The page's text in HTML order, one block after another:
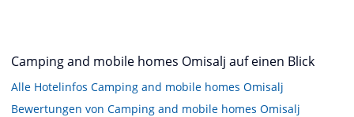
Camping and mobile homes Omisalj auf einen Blick
Alle Hotelinfos Camping and mobile homes Omisalj
Bewertungen von Camping and mobile homes Omisalj